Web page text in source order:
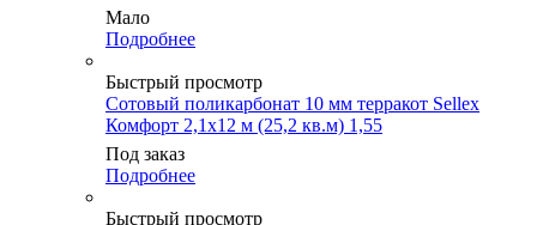
Мало
Подробнее
Быстрый просмотр
Сотовый поликарбонат 10 мм терракот Sellex
Комфорт 2,1х12 м (25,2 кв.м) 1,55
Под заказ
Подробнее
Быстрый просмотр